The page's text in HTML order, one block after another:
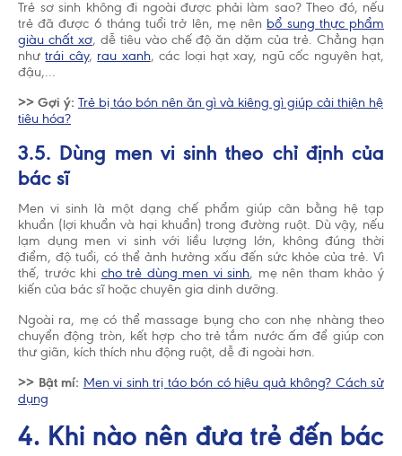
Trẻ sơ sinh không đi ngoài được phải làm sao? Theo đó, nếu
trẻ đã được 6 tháng tuổi trở lên, mẹ nên bổ sung thực phẩm
giàu chất xơ, dễ tiêu vào chế độ ăn dặm của trẻ. Chẳng hạn
nhưtrái cây, rau xanh, các loại hạt xay, ngũ cốc nguyên hạt,
đậu,...
>> Gợi ý: Trẻ bị táo bón nên ăn gì và kiêng gì giúp cải thiện hệ
tiêu hóa?
3.5. Dùng men vi sinh theo chỉ định của
bác sĩ
Men vi sinh là một dạng chế phẩm giúp cân bằng hệ tạp
khuẩn (lợi khuẩn và hại khuẩn) trong đường ruột. Dù vậy, nếu
lạm dụng men vi sinh với liều lượng lớn, không đúng thời
điểm, độ tuổi, có thể ảnh hưởng xấu đến sức khỏe của trẻ. Vì
thế, trước khi cho trẻ dùng men vi sinh, mẹ nên tham khảo ý
kiến của bác sĩ hoặc chuyên gia dinh dưỡng.
Ngoài ra, mẹ có thể massage bụng cho con nhẹ nhàng theo
chuyển động tròn, kết hợp cho trẻ tắm nước ấm để giúp con
thư giãn, kích thích nhu động ruột, dễ đi ngoài hơn.
>> Bật mí: Men vi sinh trị táo bón có hiệu quả không? Cách sử
dụng
4. Khi nào nên đưa trẻ đến bác